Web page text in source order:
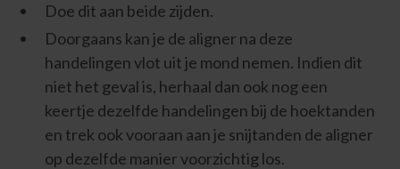
Doe dit aan beide zijden.
Doorgaans kan je de aligner na deze
handelingen vlot uit je mond nemen. Indien dit
niet het geval is, herhaal dan ook nog een
keertje dezelfde handelingen bij de hoektanden
en trek ook vooraan aan je snijtanden de aligner
op dezelfde manier voorzichtig los.